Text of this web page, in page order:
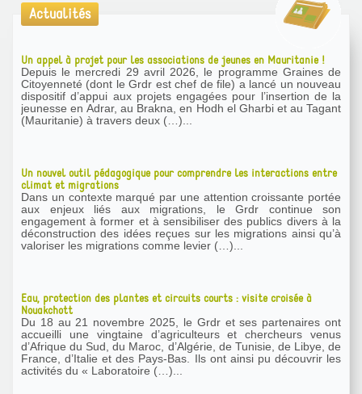
Actualités
Un appel à projet pour les associations de jeunes en Mauritanie !
Depuis le mercredi 29 avril 2026, le programme Graines de
Citoyenneté (dont le Grdr est chef de file) a lancé un nouveau
dispositif d’appui aux projets engagées pour l’insertion de la
jeunesse en Adrar, au Brakna, en Hodh el Gharbi et au Tagant
(Mauritanie) à travers deux (…)...
Un nouvel outil pédagogique pour comprendre les interactions entre
climat et migrations
Dans un contexte marqué par une attention croissante portée
aux enjeux liés aux migrations, le Grdr continue son
engagement à former et à sensibiliser des publics divers à la
déconstruction des idées reçues sur les migrations ainsi qu’à
valoriser les migrations comme levier (…)...
Eau, protection des plantes et circuits courts : visite croisée à
Nouakchott
Du 18 au 21 novembre 2025, le Grdr et ses partenaires ont
accueilli une vingtaine d’agriculteurs et chercheurs venus
d’Afrique du Sud, du Maroc, d’Algérie, de Tunisie, de Libye, de
France, d’Italie et des Pays-Bas. Ils ont ainsi pu découvrir les
activités du « Laboratoire (…)...